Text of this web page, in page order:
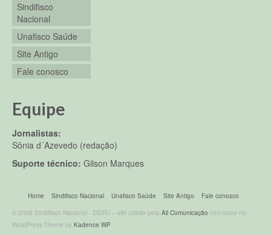
Sindifisco
Nacional
Unafisco Saúde
Site Antigo
Fale conosco
Equipe
Jornalistas:
Sônia d´Azevedo (redação)
Suporte técnico: Gilson Marques
Home Sindifisco Nacional Unafisco Saúde Site Antigo
Fale conosco
© 2026 Sindifisco Nacional - DS/RJ – site criado pela Ali Comunicação com base no -
WordPress Theme by Kadence WP